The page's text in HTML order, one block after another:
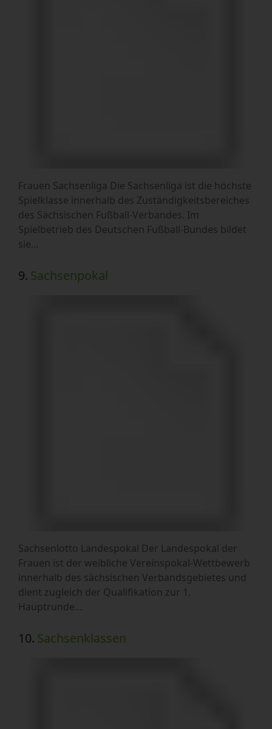
Frauen Sachsenliga Die Sachsenliga ist die höchste
Spielklasse innerhalb des Zuständigkeitsbereiches
des Sächsischen Fußball-Verbandes. Im
Spielbetrieb des Deutschen Fußball-Bundes bildet
sie…
9. Sachsenpokal
Sachsenlotto Landespokal Der Landespokal der
Frauen ist der weibliche Vereinspokal-Wettbewerb
innerhalb des sächsischen Verbandsgebietes und
dient zugleich der Qualifikation zur 1.
Hauptrunde…
10. Sachsenklassen